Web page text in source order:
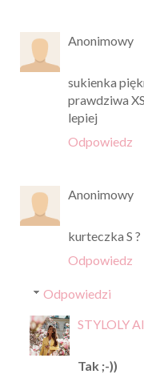
Anonimowy
sukienka
prawdziwa
lepiej
Odpowiedz
Anonimowy
kurteczka S ?
Odpowiedz
Odpowiedzi
STYLOLY
Tak ;-))